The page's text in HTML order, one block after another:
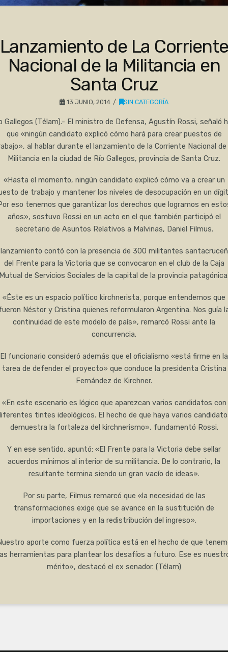
Lanzamiento de La Corriente
Nacional de la Militancia en
Santa Cruz
13 JUNIO, 2014 SIN CATEGORÍA
Gallegos (Télam).- El ministro de Defensa, Agustín Rossi, señaló
que «ningún candidato explicó cómo hará para crear puestos de
al hablar durante el lanzamiento de la Corriente Nacional de
Militancia en la ciudad de Río Gallegos, provincia de Santa Cruz.
«Hasta el momento, ningún candidato explicó cómo va a crear un
de trabajo y mantener los niveles de desocupación en un
eso tenemos que garantizar los derechos que logramos en
años», sostuvo Rossi en un acto en el que también participó el
secretario de Asuntos Relativos a Malvinas, Daniel Filmus.
contó con la presencia de 300 militantes
del Frente para la Victoria que se convocaron en el club de la Caja
de Servicios Sociales de la capital de la provincia patagónica.
«Éste es un espacio político kirchnerista, porque entendemos que
Néstor y Cristina quienes reformularon Argentina. Nos guía
continuidad de este modelo de país», remarcó Rossi ante la
concurrencia.
El funcionario consideró además que el oficialismo «está firme en la
tarea de defender el proyecto» que conduce la presidenta Cristina
Fernández de Kirchner.
«En este escenario es lógico que aparezcan varios candidatos con
tintes ideológicos. El hecho de que haya varios
demuestra la fortaleza del kirchnerismo», fundamentó Rossi.
Y en ese sentido, apuntó: «El Frente para la Victoria debe sellar
acuerdos mínimos al interior de su militancia. De lo contrario, la
resultante termina siendo un gran vacío de ideas».
Por su parte, Filmus remarcó que «la necesidad de las
transformaciones exige que se avance en la sustitución de
importaciones y en la redistribución del ingreso».
aporte como fuerza política está en el hecho de que
herramientas para plantear los desafíos a futuro. Ese es
mérito», destacó el ex senador. (Télam)